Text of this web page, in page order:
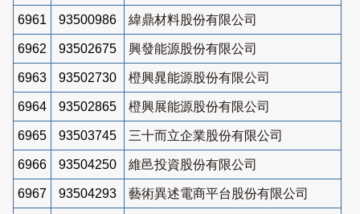
6961 93500986 緯鼎材料股份有限公司
6962 93502675 興發能源股份有限公司
6963 93502730 橙興晁能源股份有限公司
6964 93502865 橙興展能源股份有限公司
6965 93503745 三十而立企業股份有限公司
6966 93504250 維邑投資股份有限公司
6967 93504293 藝術異述電商平台股份有限公司